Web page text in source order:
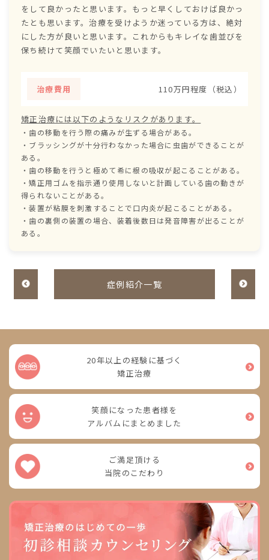
をして良かったと思います。もっと早くしておけば良かっ
たとも思います。治療を受けようか迷っている方は、絶対
にした方が良いと思います。これからもキレイな歯並びを
保ち続けて笑顔でいたいと思います。
治療費用 110万円程度（税込）
矯正治療には以下のようなリスクがあります。
・歯の移動を行う際の痛みが生ずる場合がある。
・ブラッシングが十分行わなかった場合に虫歯ができることが
ある。
・歯の移動を行うと極めて希に根の吸収が起こることがある。
・矯正用ゴムを指示通り使用しないと計画している歯の動きが
得られないことがある。
・装置が粘膜を刺激することで口内炎が起こることがある。
・歯の裏側の装置の場合、装着後数日は発音障害が出ることが
ある。
症例紹介一覧
20年以上の経験に基づく
矯正治療
笑顔になった患者様を
アルバムにまとめました
ご満足頂ける
当院のこだわり